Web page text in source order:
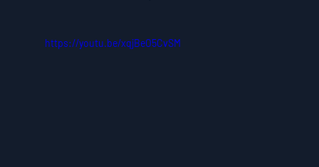
https://youtu.be/xqjBeO5CvSM